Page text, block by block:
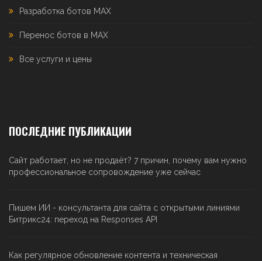
Разработка ботов MAX
Перенос ботов в MAX
Все услуги и цены
ПОСЛЕДНИЕ ПУБЛИКАЦИИ
Сайт работает, но не продаёт? 7 причин, почему вам нужно
профессиональное сопровождение уже сейчас
Пишем ИИ - консультанта для сайта с открытыми линиями
Битрикс24: переход на Responses API
Как регулярное обновление контента и техническая